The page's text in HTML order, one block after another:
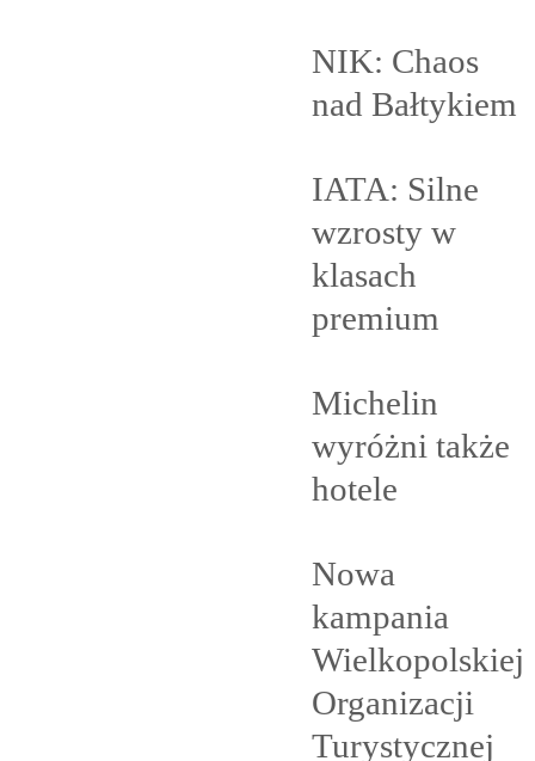
NIK: Chaos
nad Bałtykiem
IATA: Silne
wzrosty w
klasach
premium
Michelin
wyróżni także
hotele
Nowa
kampania
Wielkopolskiej
Organizacji
Turystycznej